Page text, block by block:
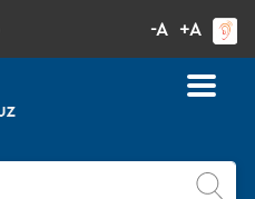
Aberta
-A +A